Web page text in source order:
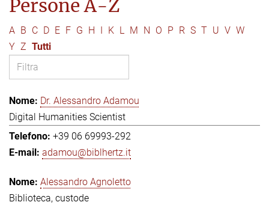
Persone A-Z
A B C D E F G H I K L M N O P R S T U V W
Y Z Tutti
Dr. Alessandro Adamou
Digital Humanities Scientist
+39 06 69993-292
adamou@biblhertz.it
Alessandro Agnoletto
Biblioteca, custode